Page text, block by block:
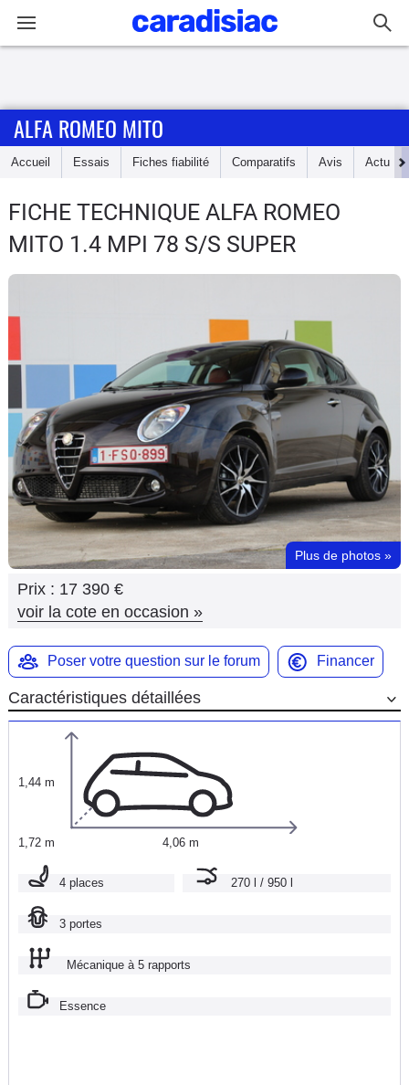
Accueil
Essais
Guide
Electriques
Utilitaires
Flottes
Auto
Services
Forum
Moto
Marques
ALFA ROMEO MITO
Accueil Essais Fiches fiabilité Comparatifs Avis Actu
FICHE TECHNIQUE ALFA ROMEO
MITO 1.4 MPI 78 S/S SUPER
Plus de photos »
Prix : 17 390 €
voir la cote en occasion »
Poser votre question sur le forum Financer
Caractéristiques détaillées
1,44 m
1,72 m 4,06 m
4 places 270 l / 950 l
3 portes
Mécanique à 5 rapports
Essence